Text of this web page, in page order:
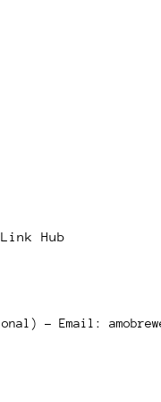
Link Hub
- Email: